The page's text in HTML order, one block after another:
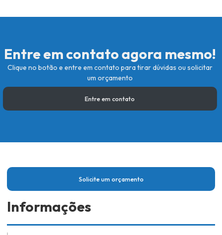
Entre em contato agora mesmo!
Clique no botão e entre em contato para tirar dúvidas ou solicitar
um orçamento
Entre em contato
Solicite um orçamento
Informações